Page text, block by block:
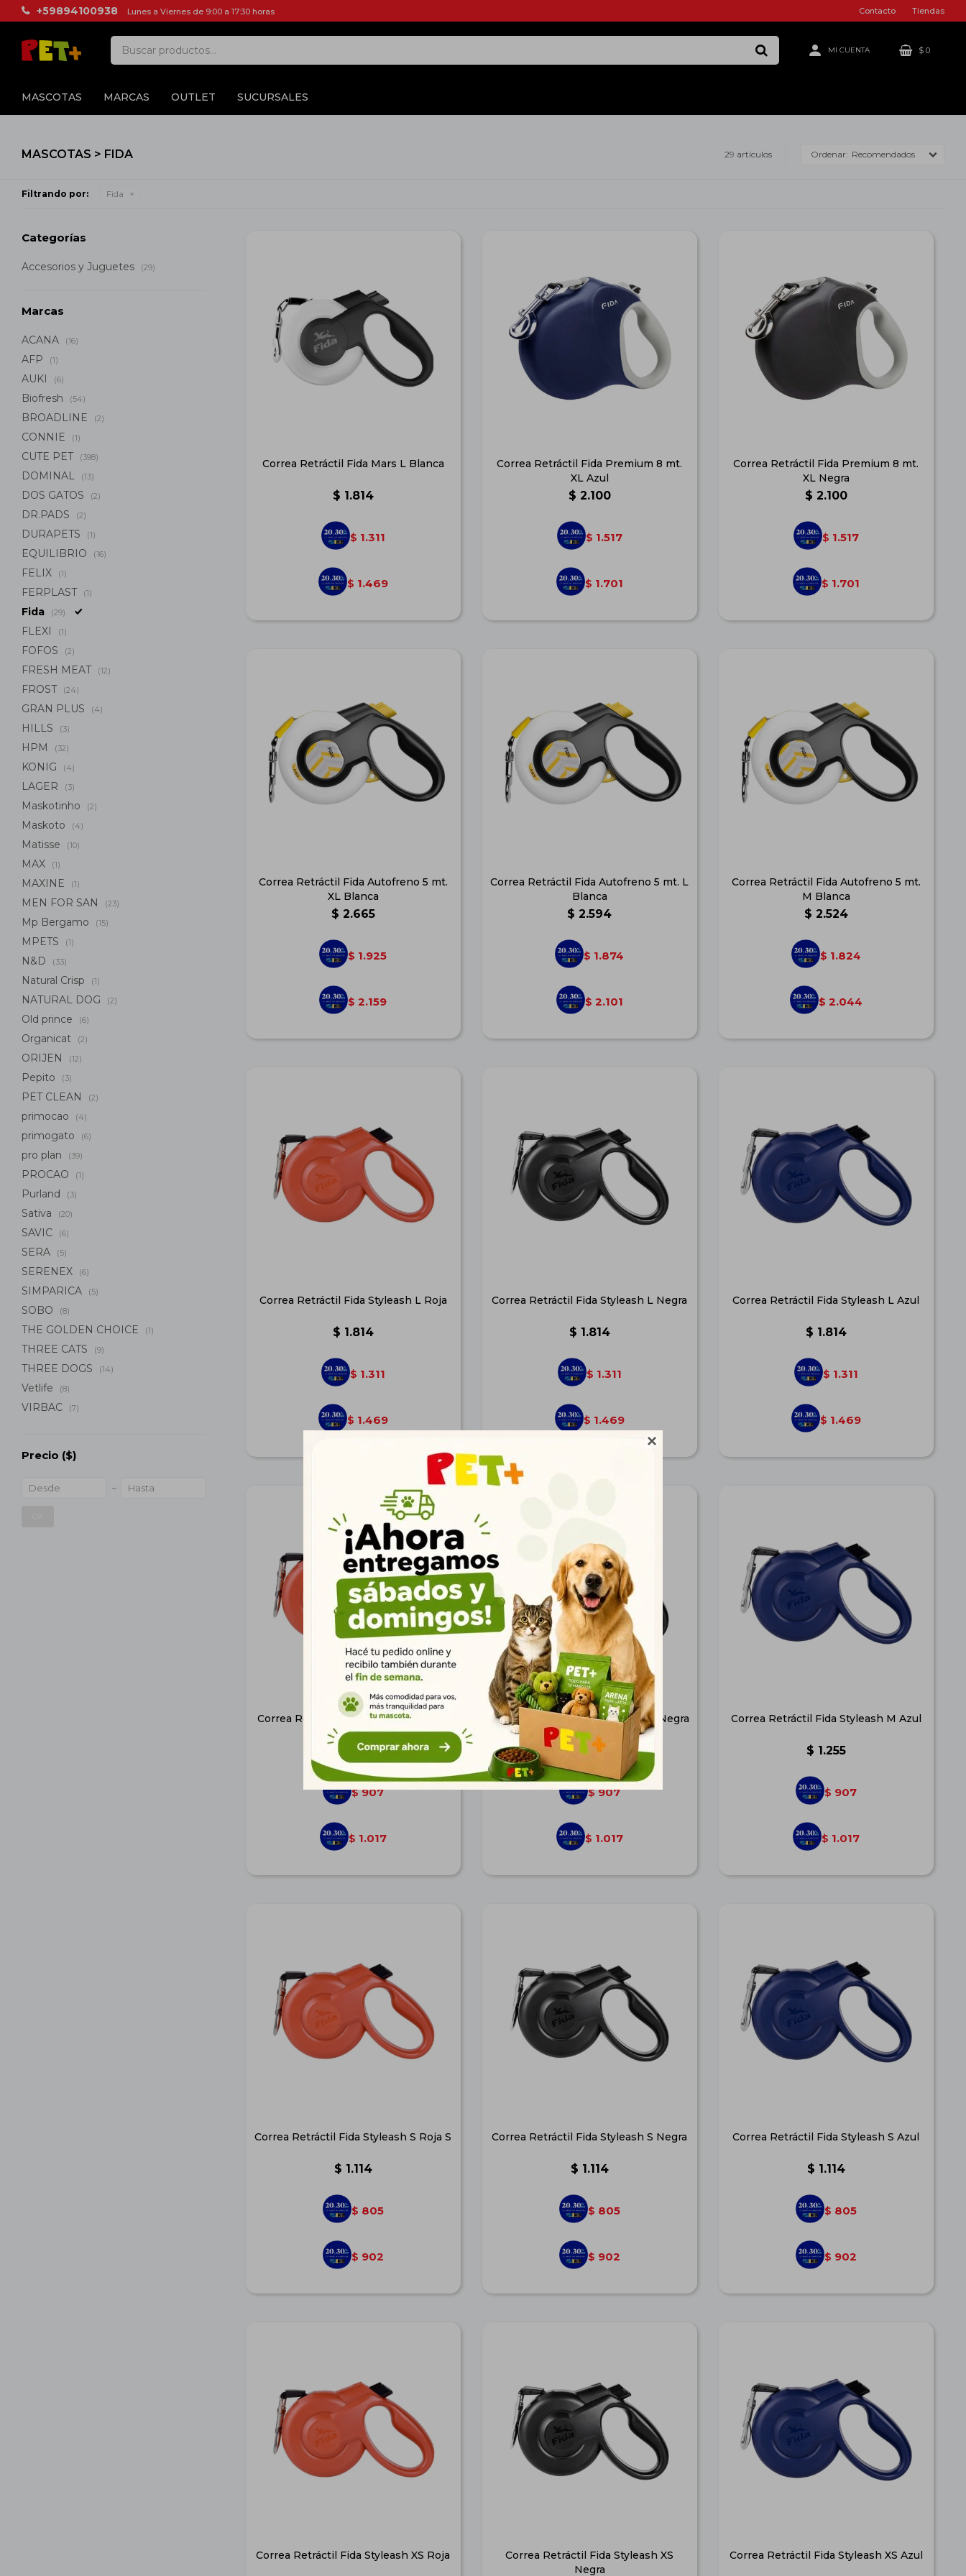

MASCOTAS MARCAS OUTLET SUCURSALES
$ 0
+59894100938 Lunes a Viernes de 9:00 a 17:30 horas Contacto Tiendas
MASCOTAS > FIDA 29 artículos Recomendados
Filtrando por: Fida
Correa Retráctil Fida Mars L Blanca
$ 1.814
$ 1.311
$ 1.469
Correa Retráctil Fida Premium 8 mt.
XL Azul
$ 2.100
$ 1.517
$ 1.701
Correa Retráctil Fida Premium 8 mt.
XL Negra
$ 2.100
$ 1.517
$ 1.701
Correa Retráctil Fida Autofreno 5 mt.
XL Blanca
$ 2.665
$ 1.925
$ 2.159
Correa Retráctil Fida Autofreno 5 mt. L
Blanca
$ 2.594
$ 1.874
$ 2.101
Correa Retráctil Fida Autofreno 5 mt.
M Blanca
$ 2.524
$ 1.824
$ 2.044
Correa Retráctil Fida Styleash L Roja
$ 1.814
$ 1.311
$ 1.469
Correa Retráctil Fida Styleash L Negra
$ 1.814
$ 1.311
$ 1.469
Correa Retráctil Fida Styleash L Azul
$ 1.814
$ 1.311
$ 1.469
Correa Retráctil Fida Styleash M Roja
$ 1.255
$ 907
$ 1.017
Correa Retráctil Fida Styleash M Negra
$ 1.255
$ 907
$ 1.017
Correa Retráctil Fida Styleash M Azul
$ 1.255
$ 907
$ 1.017
Correa Retráctil Fida Styleash S Roja S
$ 1.114
$ 805
$ 902
Correa Retráctil Fida Styleash S Negra
$ 1.114
$ 805
$ 902
Correa Retráctil Fida Styleash S Azul
$ 1.114
$ 805
$ 902
Correa Retráctil Fida Styleash XS Roja
Correa Retráctil Fida Styleash XS
Negra
Correa Retráctil Fida Styleash XS Azul
Categorías
Accesorios y Juguetes (29)
Marcas
ACANA (16)
AFP (1)
AUKI (6)
Biofresh (54)
BROADLINE (2)
CONNIE (1)
CUTE PET (398)
DOMINAL (13)
DOS GATOS (2)
DR.PADS (2)
DURAPETS (1)
EQUILIBRIO (16)
FELIX (1)
FERPLAST (1)
Fida (29)
FLEXI (1)
FOFOS (2)
FRESH MEAT (12)
FROST (24)
GRAN PLUS (4)
HILLS (3)
HPM (32)
KONIG (4)
LAGER (3)
Maskotinho (2)
Maskoto (4)
Matisse (10)
MAX (1)
MAXINE (1)
MEN FOR SAN (23)
Mp Bergamo (15)
MPETS (1)
N&D (33)
Natural Crisp (1)
NATURAL DOG (2)
Old prince (6)
Organicat (2)
ORIJEN (12)
Pepito (3)
PET CLEAN (2)
primocao (4)
primogato (6)
pro plan (39)
PROCAO (1)
Purland (3)
Sativa (20)
SAVIC (6)
SERA (5)
SERENEX (6)
SIMPARICA (5)
SOBO (8)
THE GOLDEN CHOICE (1)
THREE CATS (9)
THREE DOGS (14)
Vetlife (8)
VIRBAC (7)
Precio ($)